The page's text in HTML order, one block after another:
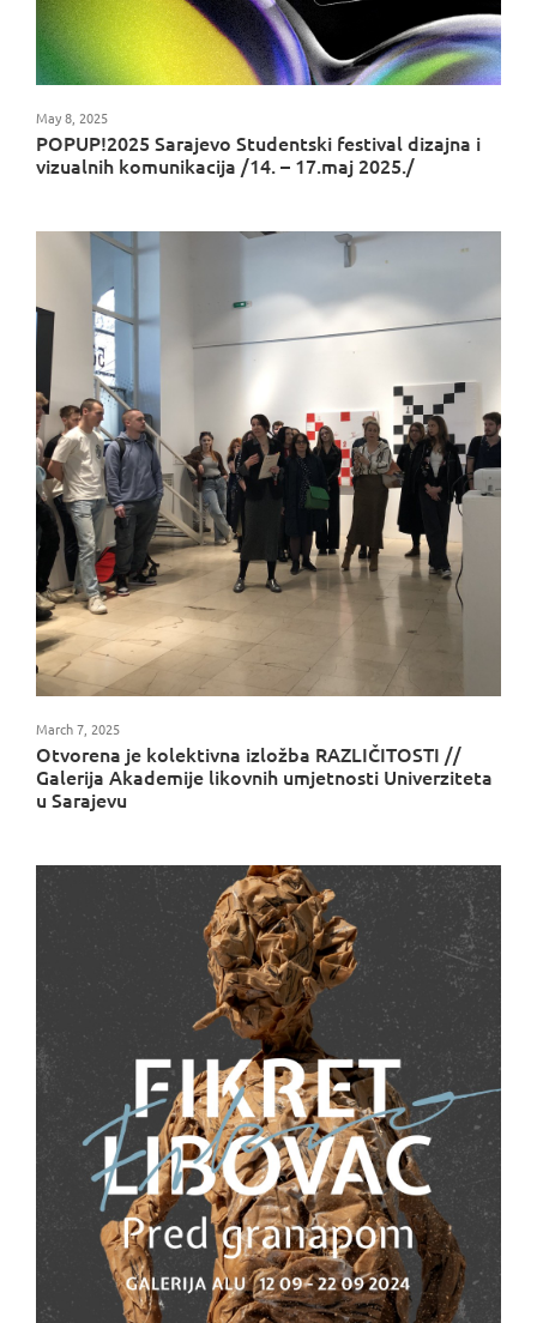
POPUP!2025 Sarajevo Studentski festival dizajna i
vizualnih komunikacija /14. – 17.maj 2025./
May 8, 2025
Otvorena je kolektivna izložba RAZLIČITOSTI //
Galerija Akademije likovnih umjetnosti Univerziteta
u Sarajevu
March 7, 2025